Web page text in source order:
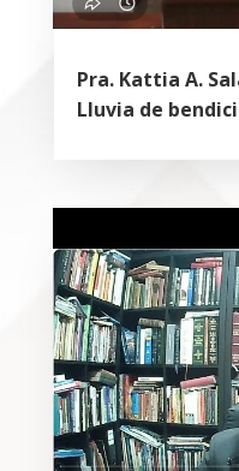
Pra. Kattia A.
Lluvia de